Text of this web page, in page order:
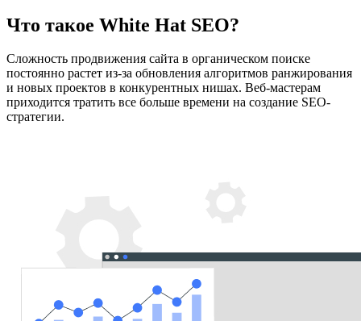
Что такое White Hat SEO?
Сложность продвижения сайта в органическом поиске
постоянно растет из-за обновления алгоритмов ранжирования
и новых проектов в конкурентных нишах. Веб-мастерам
приходится тратить все больше времени на создание SEO-
стратегии.